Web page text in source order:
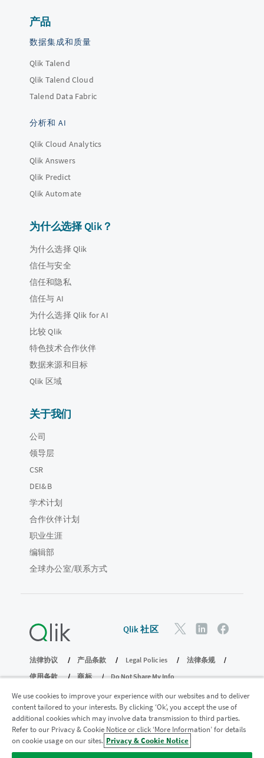
产品
数据集成和质量
Qlik Talend
Qlik Talend Cloud
Talend Data Fabric
分析和 AI
Qlik Cloud Analytics
Qlik Answers
Qlik Predict
Qlik Automate
为什么选择 Qlik？
为什么选择 Qlik
信任与安全
信任和隐私
信任与 AI
为什么选择 Qlik for AI
比较 Qlik
特色技术合作伙伴
数据来源和目标
Qlik 区域
关于我们
公司
领导层
CSR
DEI&B
学术计划
合作伙伴计划
职业生涯
编辑部
全球办公室/联系方式
Qlik 社区
法律协议 产品条款 Legal Policies
法律条规
使用条款
商标
Do Not Share My Info
版权所有 © 1993-2026 QlikTech International AB。保留所有权利。
加入分析现代化计划
We use cookies to improve your experience with our websites and to deliver
content tailored to your interests. By clicking ‘Ok’, you accept the use of
additional cookies which may involve data transmission to third parties.
Refer to our Privacy & Cookie Notice or click ‘More Information’ for details
on cookie usage on our sites. Privacy & Cookie Notice